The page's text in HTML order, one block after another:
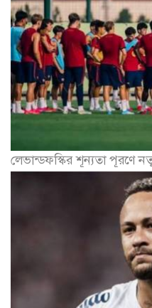
লেভান্ডফস্কির শূন্যতা পূরণে